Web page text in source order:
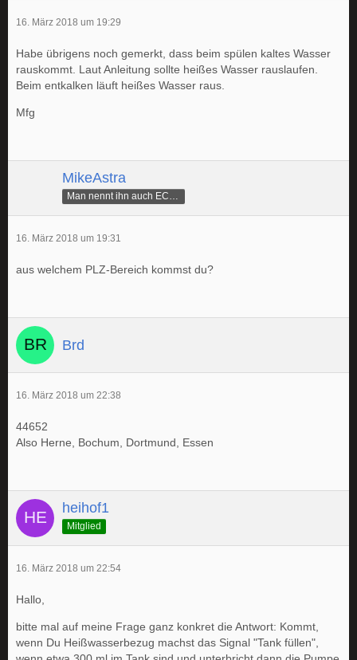
16. März 2018 um 19:29
Habe übrigens noch gemerkt, dass beim spülen kaltes Wasser
rauskommt. Laut Anleitung sollte heißes Wasser rauslaufen.
Beim entkalken läuft heißes Wasser raus.
Mfg
MikeAstra
16. März 2018 um 19:31
aus welchem PLZ-Bereich kommst du?
Brd
16. März 2018 um 22:38
44652
Also Herne, Bochum, Dortmund, Essen
heihof1
Mitglied
16. März 2018 um 22:54
Hallo,
bitte mal auf meine Frage ganz konkret die Antwort: Kommt,
wenn Du Heißwasserbezug machst das Signal "Tank füllen",